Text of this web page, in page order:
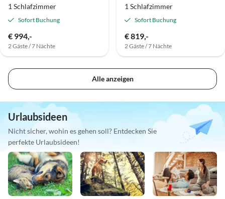
1 Schlafzimmer
Sofort Buchung
€ 994,-
2 Gäste / 7 Nächte
1 Schlafzimmer
Sofort Buchung
€ 819,-
2 Gäste / 7 Nächte
Alle anzeigen
Urlaubsideen
Nicht sicher, wohin es gehen soll? Entdecken Sie
perfekte Urlaubsideen!